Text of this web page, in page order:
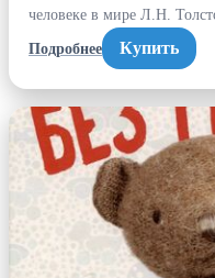
человеке в мире Л.Н.
Подробнее
Купить